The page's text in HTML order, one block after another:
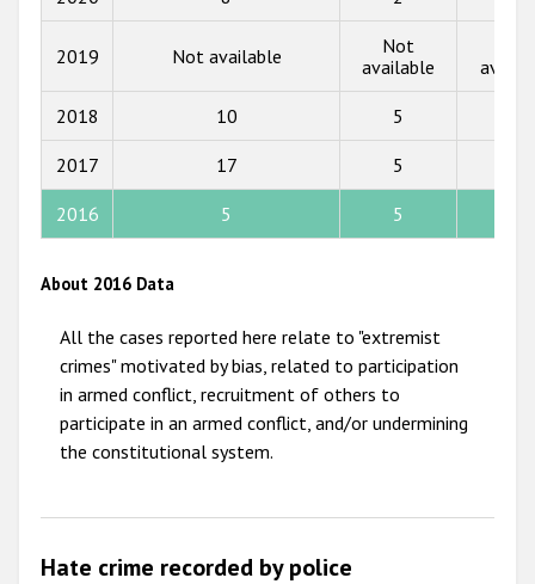
2010
2009
2019 Not available
Not
available
2018 10 5
2017 17 5
2016 5 5
About 2016 Data
All the cases reported here relate to "extremist
crimes" motivated by bias, related to participation
in armed conflict, recruitment of others to
participate in an armed conflict, and/or undermining
the constitutional system.
Hate crime recorded by police